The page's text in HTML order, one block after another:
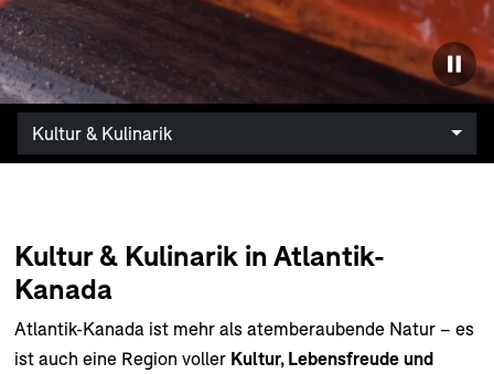
Kultur & Kulinarik
Kultur & Kulinarik in Atlantik-
Kanada
Atlantik-Kanada ist mehr als atemberaubende Natur – es
ist auch eine Region voller Kultur, Lebensfreude und